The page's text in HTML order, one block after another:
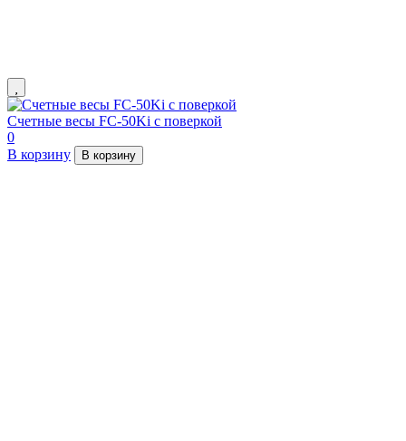
Счетные весы FC-50Ki с поверкой
0
В корзину
В корзину